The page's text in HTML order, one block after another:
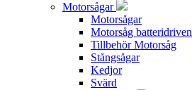
Motorsågar
Motorsågar
Motorsåg batteridriven
Tillbehör Motorsåg
Stångsågar
Kedjor
Svärd